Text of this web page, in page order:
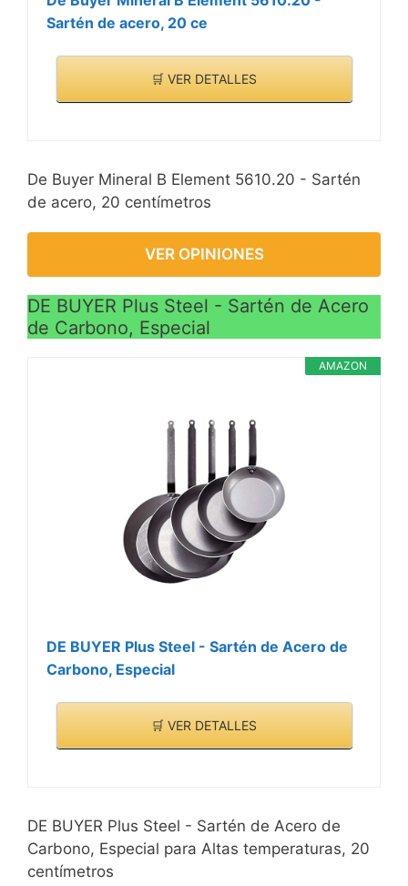
Sartén de acero, 20 ce
🛒 VER DETALLES
De Buyer Mineral B Element 5610.20 - Sartén
de acero, 20 centímetros
VER OPINIONES
DE BUYER Plus Steel - Sartén de Acero
de Carbono, Especial
AMAZON
DE BUYER Plus Steel - Sartén de Acero de
Carbono, Especial
🛒 VER DETALLES
DE BUYER Plus Steel - Sartén de Acero de
Carbono, Especial para Altas temperaturas, 20
centímetros